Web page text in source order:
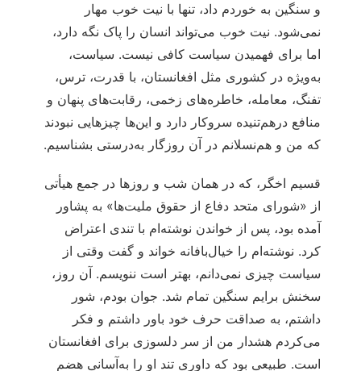
و سنگین به خوردم داد، تنها با نیت خوب مهار
نمی‌شود. نیت خوب می‌تواند انسان را پاک نگه دارد،
اما برای فهمیدن سیاست کافی نیست. سیاست،
به‌ویژه در کشوری مثل افغانستان، با قدرت، ترس،
تفنگ، معامله، خاطره‌های زخمی، رقابت‌های پنهان و
منافع درهم‌تنیده سروکار دارد و این‌ها چیزهایی نبودند
که من و هم‌نسلانم در آن روزگار به‌درستی بشناسیم.
قسیم اخگر، که در همان شب و روزها در جمع هیأتی
از «شورای متحد دفاع از حقوق ملیت‌ها» به پشاور
آمده بود، پس از خواندن نوشته‌ام با تندی اعتراض
کرد. نوشته‌ام را خیال‌بافانه خواند و گفت وقتی از
سیاست چیزی نمی‌دانم، بهتر است ننویسم. آن روز،
سخنش برایم سنگین تمام شد. جوان بودم، شور
داشتم، به صداقت حرف خود باور داشتم و فکر
می‌کردم هشدار من از سر دلسوزی برای افغانستان
است. طبیعی بود که داوری تند او را به‌آسانی هضم